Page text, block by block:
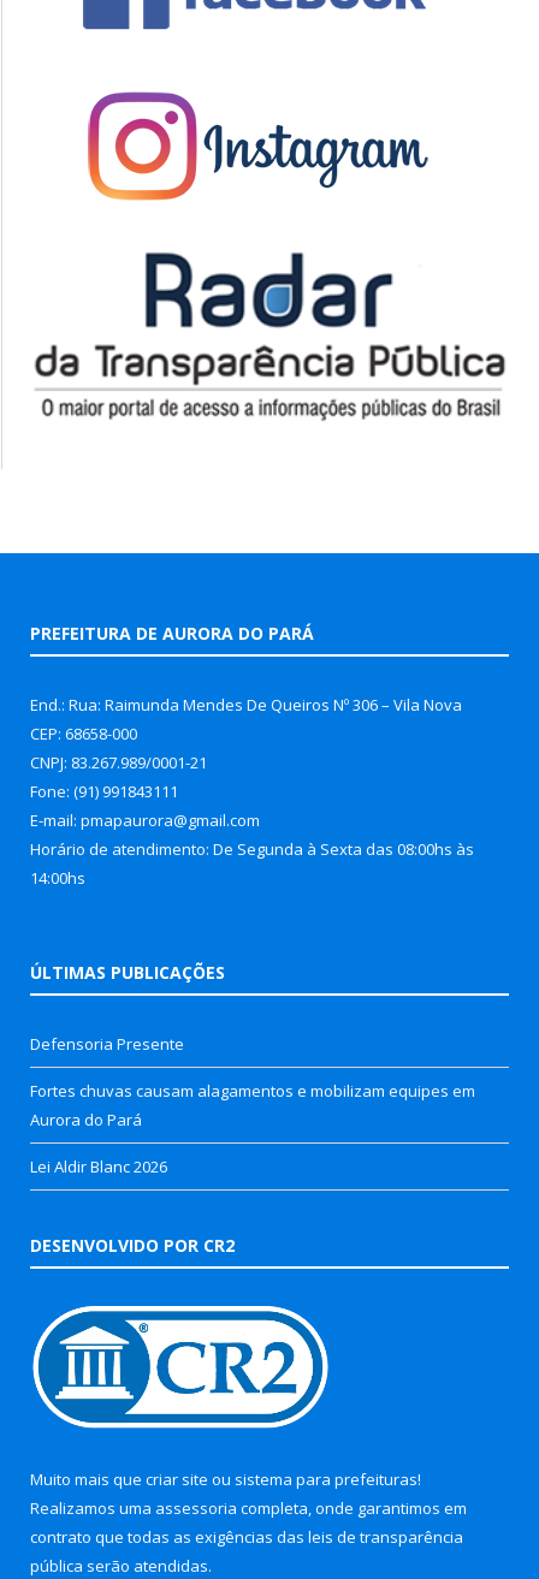
PREFEITURA DE AURORA DO PARÁ
End.: Rua: Raimunda Mendes De Queiros Nº 306 – Vila Nova
CEP: 68658-000
CNPJ: 83.267.989/0001-21
Fone: (91) 991843111
E-mail: pmapaurora@gmail.com
Horário de atendimento: De Segunda à Sexta das 08:00hs às
14:00hs
ÚLTIMAS PUBLICAÇÕES
Defensoria Presente
Fortes chuvas causam alagamentos e mobilizam equipes em
Aurora do Pará
Lei Aldir Blanc 2026
DESENVOLVIDO POR CR2
Muito mais que criar site ou sistema para prefeituras!
Realizamos uma assessoria completa, onde garantimos em
contrato que todas as exigências das leis de transparência
pública serão atendidas.